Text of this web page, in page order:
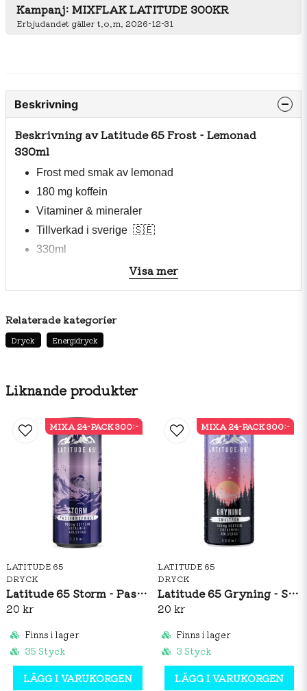
Kampanj: MIXFLAK LATITUDE 300KR
Erbjudandet gäller t.o.m. 2026-12-31
Liknande produkter
LATITUDE 65
DRYCK
Latitude 65 Storm - Passionsfrukt 330ml
20 kr
Finns i lager
35 Styck
LÄGG I VARUKORGEN
MIXA 24-PACK 300:-
LATITUDE 65
DRYCK
Latitude 65 Gryning - Smultron 330ml
20 kr
Finns i lager
3 Styck
LÄGG I VARUKORGEN
MIXA 24-PACK 300:-
Beskrivning
Beskrivning av Latitude 65 Frost - Lemonad
330ml
Frost med smak av lemonad
180 mg koffein
Vitaminer & mineraler
Tillverkad i sverige 🇸🇪
330ml
Inget konstigt, bara energi!
surhetsreglerande medel (citronsyra, natriumsalter av
citronsyra), Sötningsmedel (sukralos), Koffein, vitamin
Visa mer
Relaterade kategorier
Dryck Energidryck